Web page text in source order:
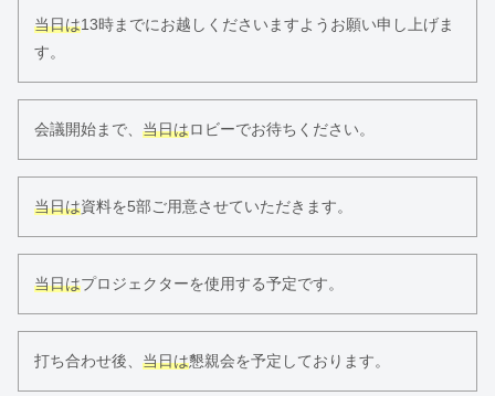
当日は13時までにお越しくださいますようお願い申し上げま
す。
会議開始まで、 当日はロビーでお待ちください。
当日は資料を5部ご用意させていただきます。
当日はプロジェクターを使用する予定です。
打ち合わせ後、 当日は懇親会を予定しております。